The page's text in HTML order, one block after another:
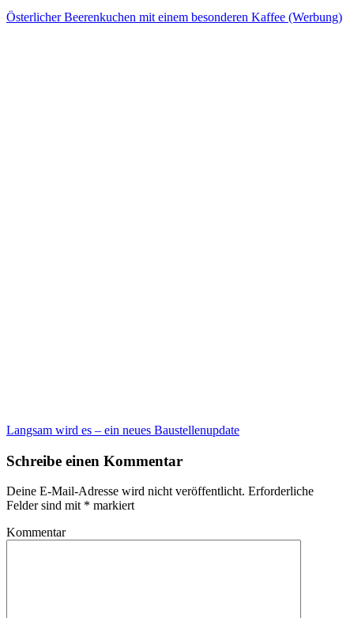
Österlicher Beerenkuchen mit einem besonderen Kaffee (Werbung)
Langsam wird es – ein neues Baustellenupdate
Schreibe einen Kommentar
Deine E-Mail-Adresse wird nicht veröffentlicht. Erforderliche
Felder sind mit * markiert
Kommentar